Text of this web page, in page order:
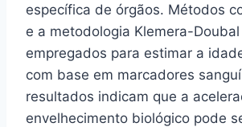
específica de órgãos. Métodos
e a metodologia Klemera-
empregados para estimar a
com base em marcadores
resultados indicam que a
envelhecimento biológico pode